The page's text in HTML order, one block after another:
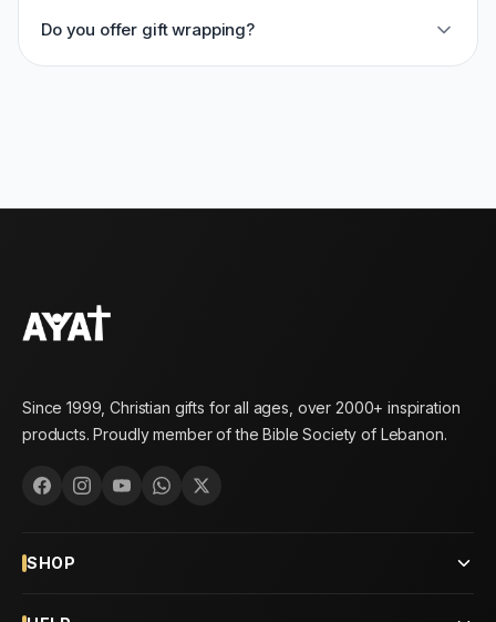
Do you offer gift wrapping?
Since 1999, Christian gifts for all ages, over 2000+ inspiration
products. Proudly member of the Bible Society of Lebanon.
SHOP